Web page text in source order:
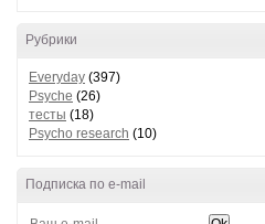
Рубрики
Everyday (397)
Psyche (26)
тесты (18)
Psycho research (10)
Подписка по e-mail